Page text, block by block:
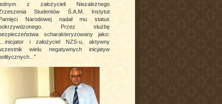
z założycieli Niezależnego
Studentów Ś.A.M. Instytut
Narodowej nadał mu status
Przez służbę
scharakteryzowany jako:
„...inicjator i założyciel NZS-u, aktywny
wielu negatywnych inicjatyw